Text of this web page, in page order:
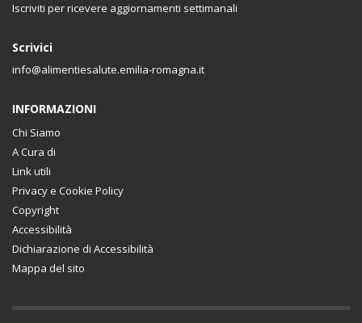
Iscriviti per ricevere aggiornamenti settimanali
Scrivici
info@alimentiesalute.emilia-romagna.it
INFORMAZIONI
Chi Siamo
A Cura di
Link utili
Privacy e Cookie Policy
Copyright
Accessibilità
Dichiarazione di Accessibilità
Mappa del sito